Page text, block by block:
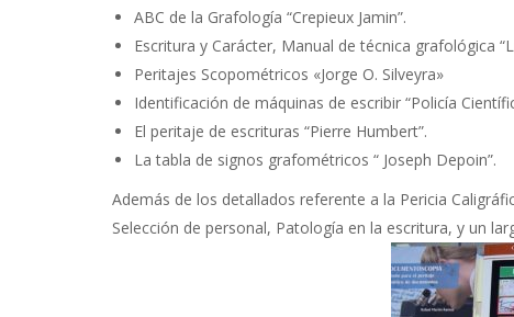
ABC de la Grafología “Crepieux Jamin”.
Escritura y Carácter, Manual de técnica grafológica
Peritajes Scopométricos «Jorge O. Silveyra»
Identificación de máquinas de escribir “Policía
El peritaje de escrituras “Pierre Humbert”.
La tabla de signos grafométricos “ Joseph Depoin”.
Además de los detallados referente a la Pericia
Selección de personal, Patología en la escritura, y un